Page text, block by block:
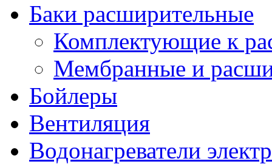
Баки расширительные
Комплектующие к
Мембранные и
Бойлеры
Вентиляция
Водонагреватели